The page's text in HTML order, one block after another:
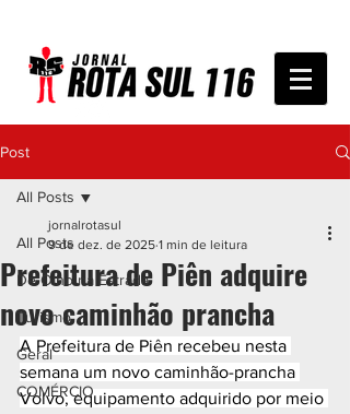
Post
All Posts
De Olho na Estrada
Turismo
Geral
COMÉRCIO
All Posts
Prefeitura de Piên adquire
novo caminhão prancha
jornalrotasul
9 de dez. de 2025 1 min de leitura
A Prefeitura de Piên recebeu nesta
semana um novo caminhão-prancha
Volvo, equipamento adquirido por meio